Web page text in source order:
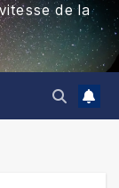
de la